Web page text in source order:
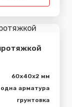
60х40х2 мм
одна арматура
грунтовка